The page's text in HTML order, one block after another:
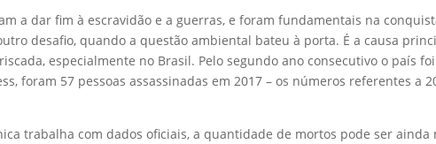
a dar fim à escravidão e a guerras, e foram fundamentais na
desafio, quando a questão ambiental bateu à porta. É a causa
especialmente no Brasil. Pelo segundo ano consecutivo o país
foram 57 pessoas assassinadas em 2017 – os números referentes
trabalha com dados oficiais, a quantidade de mortos pode ser